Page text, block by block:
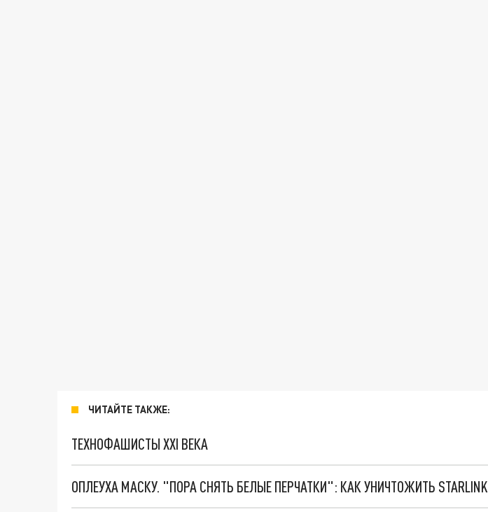
ЧИТАЙТЕ ТАКЖЕ:
ТЕХНОФАШИСТЫ XXI ВЕКА
ОПЛЕУХА МАСКУ. "ПОРА СНЯТЬ БЕЛЫЕ ПЕРЧАТКИ": КАК УНИЧТОЖИТЬ STARLINK